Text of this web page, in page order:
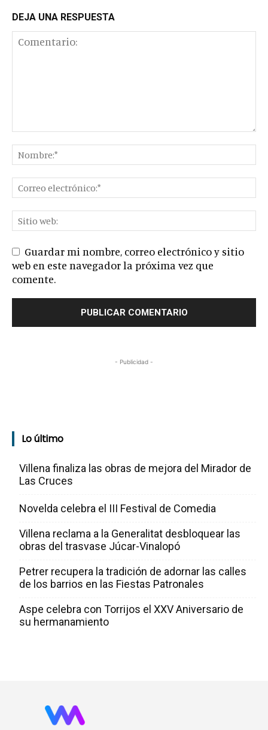
DEJA UNA RESPUESTA
Guardar mi nombre, correo electrónico y sitio
web en este navegador la próxima vez que
comente.
- Publicidad -
Lo último
Villena finaliza las obras de mejora del Mirador de
Las Cruces
Novelda celebra el III Festival de Comedia
Villena reclama a la Generalitat desbloquear las
obras del trasvase Júcar-Vinalopó
Petrer recupera la tradición de adornar las calles
de los barrios en las Fiestas Patronales
Aspe celebra con Torrijos el XXV Aniversario de
su hermanamiento